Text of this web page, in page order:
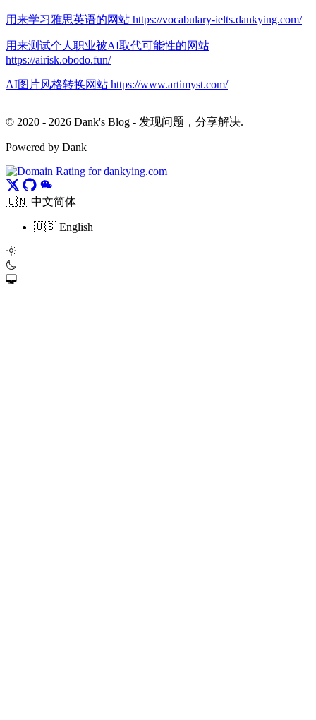
用来学习雅思英语的网站 https://vocabulary-ielts.dankying.com/
用来测试个人职业被AI取代可能性的网站
https://airisk.obodo.fun/
AI图片风格转换网站 https://www.artimyst.com/
© 2020 - 2026 Dank's Blog - 发现问题，分享解决.
Powered by Dank
🇨🇳 中文简体
🇺🇸 English